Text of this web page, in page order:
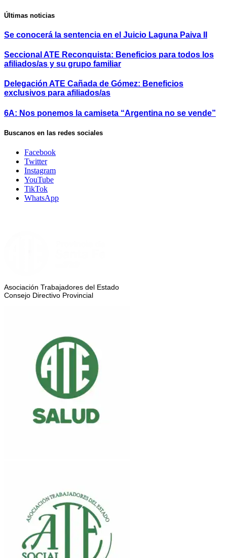
Últimas noticias
Se conocerá la sentencia en el Juicio Laguna Paiva II
Seccional ATE Reconquista: Beneficios para todos los
afiliados/as y su grupo familiar
Delegación ATE Cañada de Gómez: Beneficios
exclusivos para afiliados/as
6A: Nos ponemos la camiseta “Argentina no se vende”
Buscanos en las redes sociales
Facebook
Twitter
Instagram
YouTube
TikTok
WhatsApp
Asociación Trabajadores del Estado
Consejo Directivo Provincial